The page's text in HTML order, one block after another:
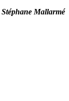
Stéphane Mallarmé